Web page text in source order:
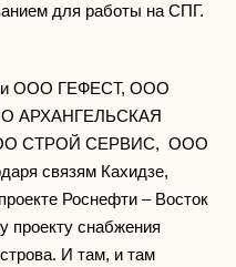
для работы на СПГ.
ООО ГЕФЕСТ, ООО
АРХАНГЕЛЬСКАЯ
СТРОЙ СЕРВИС, ООО
связям Кахидзе,
Роснефти – Восток
снабжения
И там, и там